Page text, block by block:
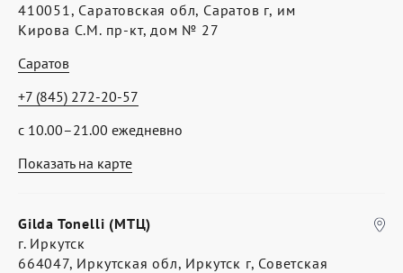
Показать на карте
410051, Саратовская обл, Саратов г, им
Кирова С.М. пр-кт, дом № 27
Саратов
с 10.00–21.00 ежедневно
+7 (845) 272-20-57
Gilda Tonelli (МТЦ)
г. Иркутск
664047, Иркутская обл, Иркутск г, Советская